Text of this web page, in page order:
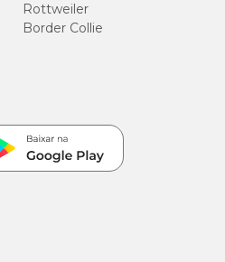
Rottweiler
Border Collie